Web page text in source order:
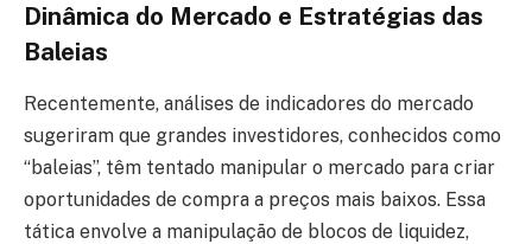
Dinâmica do Mercado e Estratégias das
Baleias
Recentemente, análises de indicadores do mercado
sugeriram que grandes investidores, conhecidos como
“baleias”, têm tentado manipular o mercado para criar
oportunidades de compra a preços mais baixos. Essa
tática envolve a manipulação de blocos de liquidez,